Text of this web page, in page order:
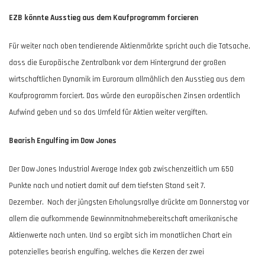
EZB könnte Ausstieg aus dem Kaufprogramm forcieren
Für weiter nach oben tendierende Aktienmärkte spricht auch die Tatsache,
dass die Europäische Zentralbank vor dem Hintergrund der großen
wirtschaftlichen Dynamik im Euroraum allmählich den Ausstieg aus dem
Kaufprogramm forciert. Das würde den europäischen Zinsen ordentlich
Aufwind geben und so das Umfeld für Aktien weiter vergiften.
Bearish Engulfing im Dow Jones
Der Dow Jones Industrial Average Index gab zwischenzeitlich um 650
Punkte nach und notiert damit auf dem tiefsten Stand seit 7.
Dezember. Nach der jüngsten Erholungsrallye drückte am Donnerstag vor
allem die aufkommende Gewinnmitnahmebereitschaft amerikanische
Aktienwerte nach unten. Und so ergibt sich im monatlichen Chart ein
potenzielles bearish engulfing, welches die Kerzen der zwei